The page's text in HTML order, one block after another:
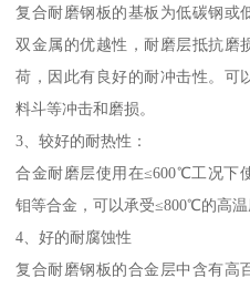
复合耐磨钢板的基板为低碳钢或
双金属的优越性，耐磨层抵抗磨
荷，因此有良好的耐冲击性。可
料斗等冲击和磨损。
3、较好的耐热性：
合金耐磨层使用在≤600℃工况下
钼等合金，可以承受≤800℃的高温
4、好的耐腐蚀性
复合耐磨钢板的合金层中含有高